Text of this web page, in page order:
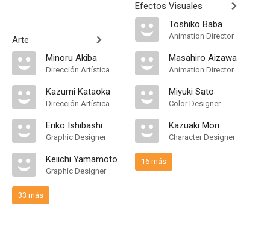
Arte
Minoru Akiba
Dirección Artística
Kazumi Kataoka
Dirección Artística
Eriko Ishibashi
Graphic Designer
Keiichi Yamamoto
Graphic Designer
33 más
Efectos Visuales
Toshiko Baba
Animation Director
Masahiro Aizawa
Animation Director
Miyuki Sato
Color Designer
Kazuaki Mori
Character Designer
16 más